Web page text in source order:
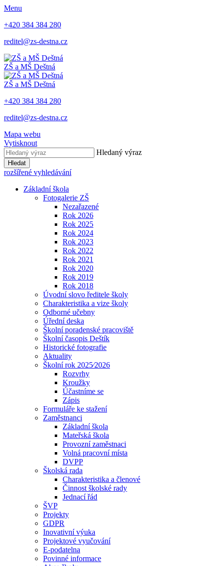
Menu
+420 384 384 280
reditel@zs-destna.cz
ZŠ a MŠ Deštná
ZŠ a MŠ Deštná
+420 384 384 280
reditel@zs-destna.cz
Mapa webu
Vytisknout
Hledaný výraz
Hledat
rozšířené vyhledávání
Základní škola
Fotogalerie ZŠ
Nezařazené
Rok 2026
Rok 2025
Rok 2024
Rok 2023
Rok 2022
Rok 2021
Rok 2020
Rok 2019
Rok 2018
Úvodní slovo ředitele školy
Charakteristika a vize školy
Odborné učebny
Úřední deska
Školní poradenské pracoviště
Školní časopis Deštík
Historické fotografie
Aktuality
Školní rok 2025⁄2026
Rozvrhy
Kroužky
Účastníme se
Zápis
Formuláře ke stažení
Zaměstnanci
Základní škola
Mateřská škola
Provozní zaměstnaci
Volná pracovní místa
DVPP
Školská rada
Charakteristika a členové
Činnost školské rady
Jednací řád
ŠVP
Projekty
GDPR
Inovativní výuka
Projektové vyučování
E-podatelna
Povinné informace